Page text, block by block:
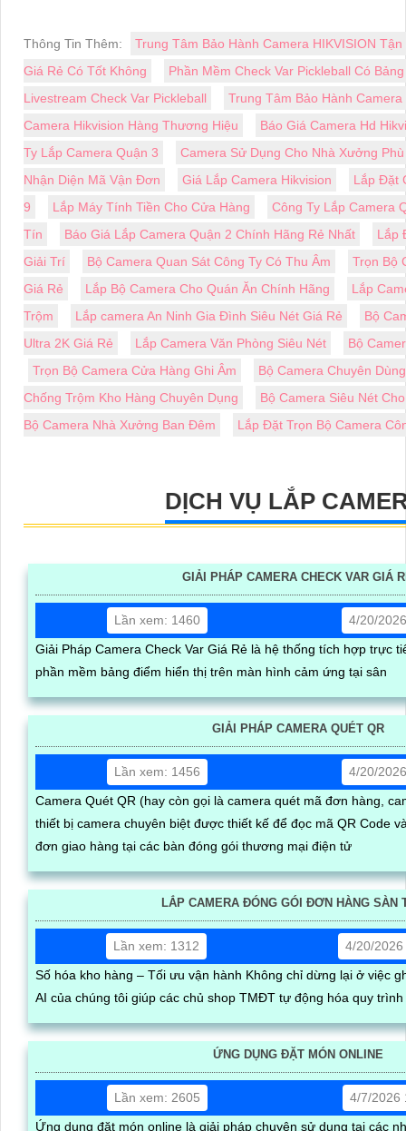
Thông Tin Thêm:
Trung Tâm Bảo Hành Camera HIKVISION Tận
Giá Rẻ Có Tốt Không
Phần Mềm Check Var Pickleball Có
Livestream Check Var Pickleball
Trung Tâm Bảo Hành Camera
Camera Hikvision Hàng Thương Hiệu
Báo Giá Camera Hd
Ty Lắp Camera Quận 3
Camera Sử Dụng Cho Nhà Xưởng
Nhận Diện Mã Vận Đơn
Giá Lắp Camera Hikvision
Lắp Đặt
9
Lắp Máy Tính Tiền Cho Cửa Hàng
Công Ty Lắp Camera
Tín
Báo Giá Lắp Camera Quận 2 Chính Hãng Rẻ Nhất
Lắp
Giải Trí
Bộ Camera Quan Sát Công Ty Có Thu Âm
Trọn Bộ
Giá Rẻ
Lắp Bộ Camera Cho Quán Ăn Chính Hãng
Lắp
Trộm
Lắp camera An Ninh Gia Đình Siêu Nét Giá Rẻ
Bộ
Ultra 2K Giá Rẻ
Lắp Camera Văn Phòng Siêu Nét
Bộ
Trọn Bộ Camera Cửa Hàng Ghi Âm
Bộ Camera Chuyên
Chống Trộm Kho Hàng Chuyên Dụng
Bộ Camera Siêu Nét
Bộ Camera Nhà Xưởng Ban Đêm
Lắp Đặt Trọn Bộ Camera
DỊCH VỤ LẮP
GIẢI PHÁP CAMERA CHECK VAR GIÁ
Lần xem: 1460
4/20/
Giải Pháp Camera Check Var Giá Rẻ là hệ thống tích hợp trực
phần mềm bảng điểm hiển thị trên màn hình cảm ứng tại sân
GIẢI PHÁP CAMERA QUÉT QR
Lần xem: 1456
4/20/
Camera Quét QR (hay còn gọi là camera quét mã đơn hàng,
thiết bị camera chuyên biệt được thiết kế để đọc mã QR Code
đơn giao hàng tại các bàn đóng gói thương mại điện tử
LẮP CAMERA ĐÓNG GÓI ĐƠN HÀNG SÀN
Lần xem: 1312
4/20/2026
Số hóa kho hàng – Tối ưu vận hành Không chỉ dừng lại ở việc
AI của chúng tôi giúp các chủ shop TMĐT tự động hóa quy
ỨNG DỤNG ĐẶT MÓN ONLINE
Lần xem: 2605
4/7/2026
Ứng dụng đặt món online là giải pháp chuyên sử dụng tại các